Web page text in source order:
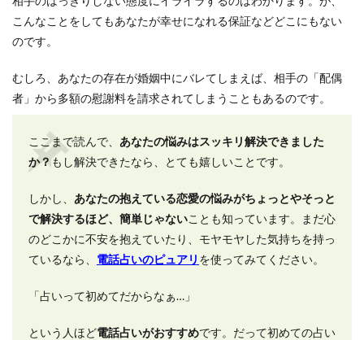
こんなことをしてもあなたが幸せになれる保証などどこにもない
のです。
むしろ、あなたの存在が婚姻中にバレてしまえば、相手の「配偶
者」から多額の慰謝料を請求されてしまうこともあるのです。
ここまで読んで、 あなたの悩みはスッキリ解決できました
か？ もし解決できたなら、とても嬉しいことです。
しかし、 あなたの抱えている恋愛の悩みがちょっとやそっと
で解決するほど、簡単じゃないことも知っています。まだ心
のどこかに不安を抱えていたり、モヤモヤした気持ちを持っ
ているなら、 電話占いのピュアリ を使ってみてください。
「占いって初めてだからなぁ…」
という人ほど電話占いがおすすめです。だって初めての占い